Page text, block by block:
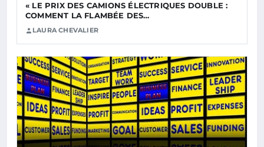
« LE PRIX DES CAMIONS ÉLECTRIQUES DOUBLE :
COMMENT LA FLAMBÉE DES…
LAURA CHEVALIER